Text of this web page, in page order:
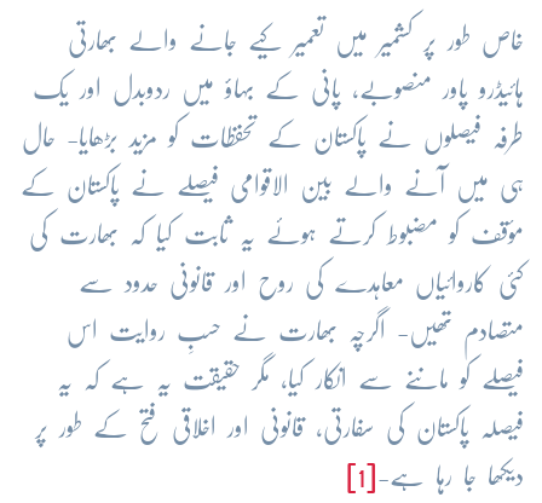
خاص طور پر کشمیر میں تعمیر کیے جانے والے بھارتی
ہائیڈرو پاور منصوبے، پانی کے بہاؤ میں ردوبدل اور یک
طرفہ فیصلوں نے پاکستان کے تحفظات کو مزید بڑھایا- حال
ہی میں آنے والے بین الاقوامی فیصلے نے پاکستان کے
مؤقف کو مضبوط کرتے ہوئے یہ ثابت کیا کہ بھارت کی
کئی کاروائیاں معاہدے کی روح اور قانونی حدود سے
متصادم تھیں- اگرچہ بھارت نے حسبِ روایت اس
فیصلے کو ماننے سے انکار کیا، مگر حقیقت یہ ہے کہ یہ
فیصلہ پاکستان کی سفارتی، قانونی اور اخلاقی فتح کے طور پر
دیکھا جا رہا ہے-